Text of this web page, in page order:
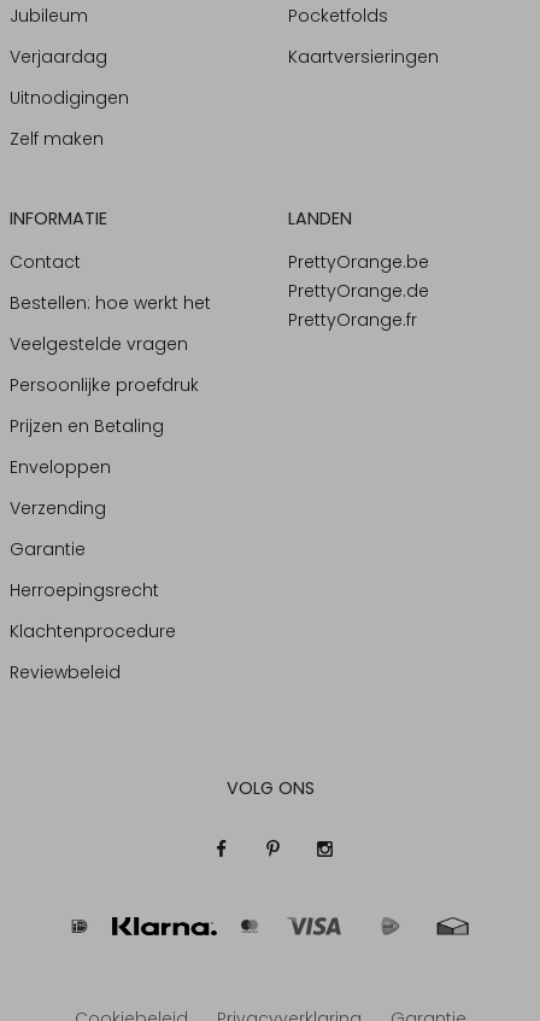
Jubileum
Verjaardag
Uitnodigingen
Zelf maken
Pocketfolds
Kaartversieringen
INFORMATIE
Contact
Bestellen: hoe werkt het
Veelgestelde vragen
Persoonlijke proefdruk
Prijzen en Betaling
Enveloppen
Verzending
Garantie
Herroepingsrecht
Klachtenprocedure
Reviewbeleid
LANDEN
PrettyOrange.be
PrettyOrange.de
PrettyOrange.fr
VOLG ONS